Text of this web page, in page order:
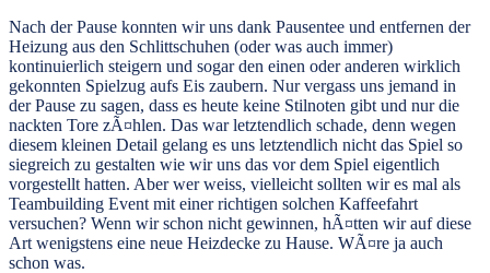
Nach der Pause konnten wir uns dank Pausentee und entfernen der
Heizung aus den Schlittschuhen (oder was auch immer)
kontinuierlich steigern und sogar den einen oder anderen wirklich
gekonnten Spielzug aufs Eis zaubern. Nur vergass uns jemand in
der Pause zu sagen, dass es heute keine Stilnoten gibt und nur die
nackten Tore zÃ¤hlen. Das war letztendlich schade, denn wegen
diesem kleinen Detail gelang es uns letztendlich nicht das Spiel so
siegreich zu gestalten wie wir uns das vor dem Spiel eigentlich
vorgestellt hatten. Aber wer weiss, vielleicht sollten wir es mal als
Teambuilding Event mit einer richtigen solchen Kaffeefahrt
versuchen? Wenn wir schon nicht gewinnen, hÃ¤tten wir auf diese
Art wenigstens eine neue Heizdecke zu Hause. WÃ¤re ja auch
schon was.